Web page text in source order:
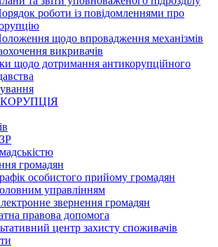
роботи із повідомленнями про
щодо впровадження механізмів
викривачів
щодо дотримання антикорупційного
громадян
особистого прийому громадян
управлінням
звернення громадян
правова допомога
центр захисту споживачів